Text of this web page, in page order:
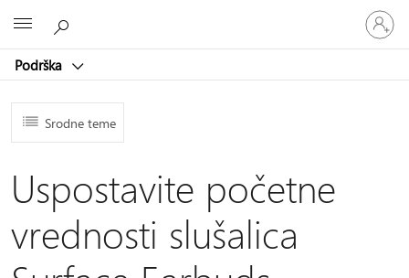
Podrška
Prijavite
se
na
Srodne teme
Uspostavite početne
vrednosti slušalica